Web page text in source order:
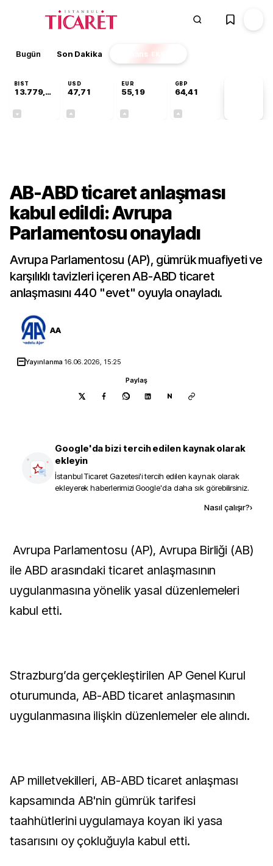
Bugün Son Dakika Finans EKSTRA
BIST
13.779,39
USD
47,71
EUR
55,19
GBP
64,41
AB-ABD ticaret anlaşması
kabul edildi: Avrupa
Parlamentosu onayladı
Avrupa Parlamentosu (AP), gümrük muafiyeti ve
karşılıklı tavizleri içeren AB-ABD ticaret
anlaşmasını 440 "evet" oyuyla onayladı.
AA
Yayınlanma 16.06.2026, 15:25
Paylaş
N
Google'da bizi tercih edilen kaynak olarak
ekleyin
İstanbul Ticaret Gazetesi'i tercih edilen kaynak olarak
ekleyerek haberlerimizi Google'da daha sık görebilirsiniz.
Nasıl çalışır?›
Avrupa Parlamentosu (AP), Avrupa Birliği (AB)
ile ABD arasındaki ticaret anlaşmasının
uygulanmasına yönelik yasal düzenlemeleri
kabul etti.
Strazburg’da gerçekleştirilen AP Genel Kurul
oturumunda, AB-ABD ticaret anlaşmasının
uygulanmasına ilişkin düzenlemeler ele alındı.
AP milletvekilleri, AB-ABD ticaret anlaşması
kapsamında AB'nin gümrük tarifesi
taahhütlerini uygulamaya koyan iki yasa
tasarısını oy çokluğuyla kabul etti.